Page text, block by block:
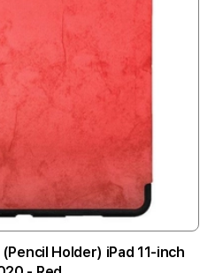
Holder) iPad 11-inch